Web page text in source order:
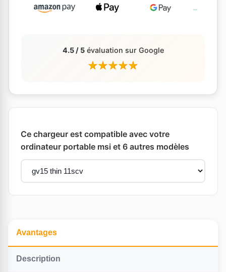
4.5 / 5évaluation sur Google
Ce chargeur est compatible avec votre
ordinateur portable msi et 6 autres modèles
Avantages
Description